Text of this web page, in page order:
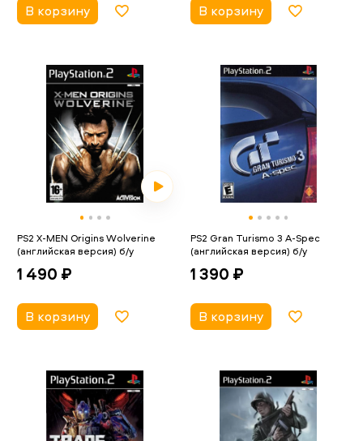
В корзину В корзину
PS2 X-MEN Origins Wolverine
(английская версия) б/у
1 490 ₽
В корзину
PS2 Gran Turismo 3 A-Spec
(английская версия) б/у
1 390 ₽
В корзину